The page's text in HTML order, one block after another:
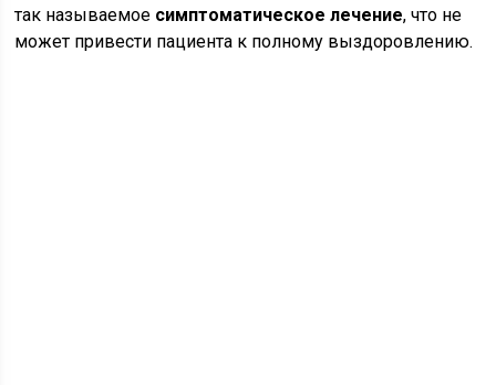
так называемое симптоматическое лечение, что не
может привести пациента к полному выздоровлению.